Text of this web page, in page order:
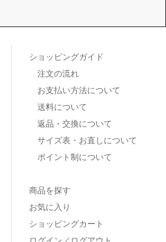
ショッピングガイド
注文の流れ
お支払い方法について
送料について
返品・交換について
サイズ表・お直しについて
ポイント制について
商品を探す
お気に入り
ショッピングカート
ログイン／ログアウト